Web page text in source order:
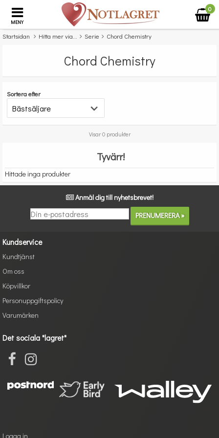
MENY
0
Startsidan Hitta mer via... Serie Chord Chemistry
Chord Chemistry
Sortera efter
Visar 0 produkter
Tyvärr!
Hittade inga produkter
Anmäl dig till nyhetsbrevet!
Kundservice
Kundtjänst
Om oss
Köpvillkor
Personuppgiftspolicy
Varumärken
Det sociala "lagret"
Logga in